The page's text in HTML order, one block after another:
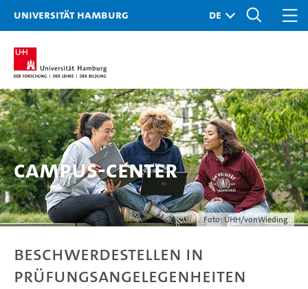
Universität Hamburg
Foto: UHH/vonWieding
Campus-Center
Beschwerdestellen in
Prüfungsangelegenheiten